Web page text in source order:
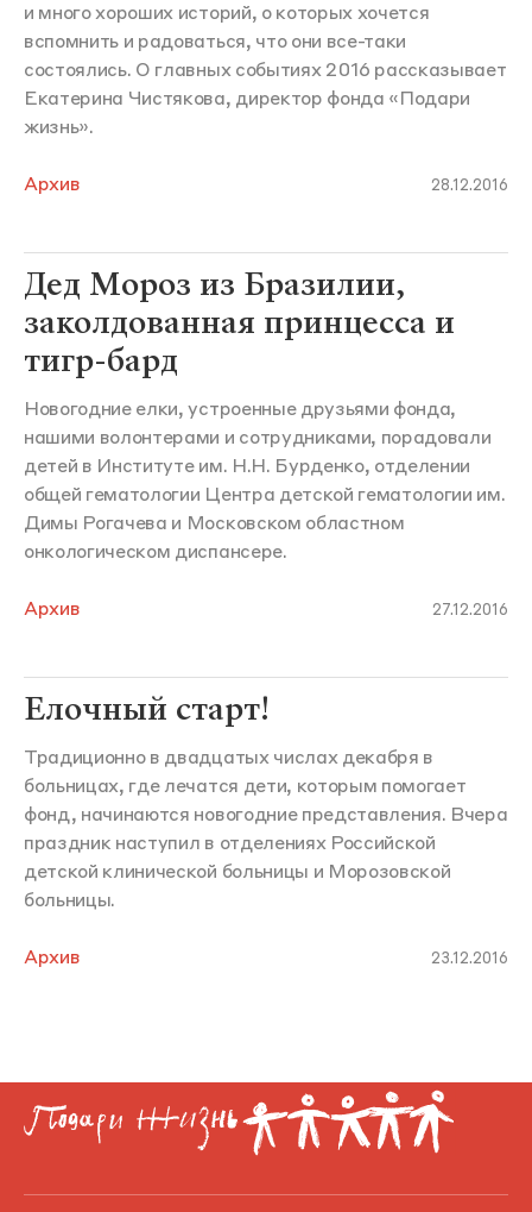
и много хороших историй, о которых хочется
вспомнить и радоваться, что они все-таки
состоялись. О главных событиях 2016 рассказывает
Екатерина Чистякова, директор фонда «Подари
жизнь».
Архив 28.12.2016
Дед Мороз из Бразилии,
заколдованная принцесса и
тигр-бард
Новогодние елки, устроенные друзьями фонда,
нашими волонтерами и сотрудниками, порадовали
детей в Институте им. Н.Н. Бурденко, отделении
общей гематологии Центра детской гематологии им.
Димы Рогачева и Московском областном
онкологическом диспансере.
Архив 27.12.2016
Елочный старт!
Традиционно в двадцатых числах декабря в
больницах, где лечатся дети, которым помогает
фонд, начинаются новогодние представления. Вчера
праздник наступил в отделениях Российской
детской клинической больницы и Морозовской
больницы.
Архив 23.12.2016